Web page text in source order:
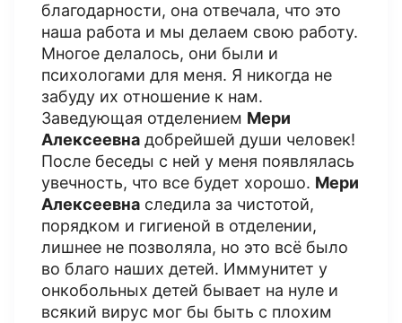
благодарности, она отвечала, что это
наша работа и мы делаем свою работу.
Многое делалось, они были и
психологами для меня. Я никогда не
забуду их отношение к нам.
Заведующая отделением Мери
Алексеевна добрейшей души человек!
После беседы с ней у меня появлялась
увечность, что все будет хорошо. Мери
Алексеевна следила за чистотой,
порядком и гигиеной в отделении,
лишнее не позволяла, но это всё было
во благо наших детей. Иммунитет у
онкобольных детей бывает на нуле и
всякий вирус мог бы быть с плохим